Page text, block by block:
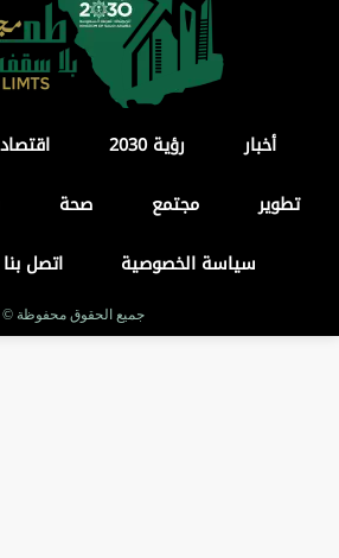
أخبار رؤية 2030 اقتصاد
تطوير
مجتمع صحة
سياسة الخصوصية
اتصل بنا
جميع الحقوق محفوظة ©